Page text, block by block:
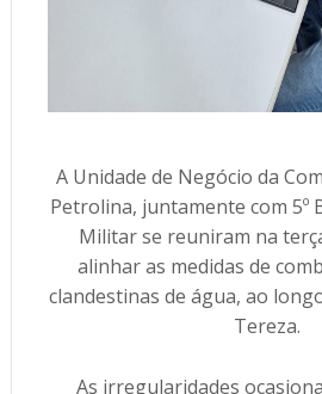
A Unidade de Negócio da
Petrolina, juntamente com 5º
Militar se reuniram na
alinhar as medidas de
clandestinas de água, ao
Tereza.
As irregularidades